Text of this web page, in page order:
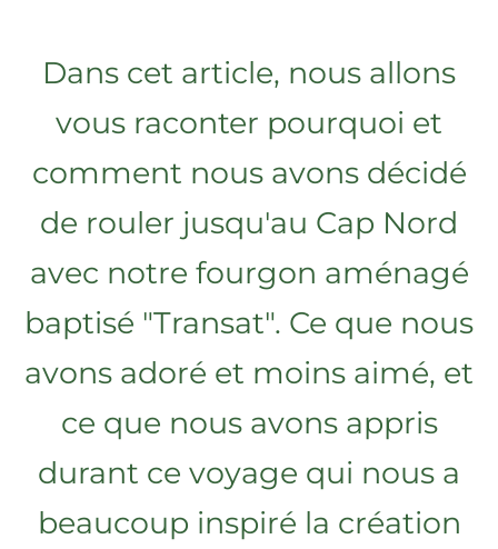
Dans cet article, nous allons
vous raconter pourquoi et
comment nous avons décidé
de rouler jusqu'au Cap Nord
avec notre fourgon aménagé
baptisé "Transat". Ce que nous
avons adoré et moins aimé, et
ce que nous avons appris
durant ce voyage qui nous a
beaucoup inspiré la création